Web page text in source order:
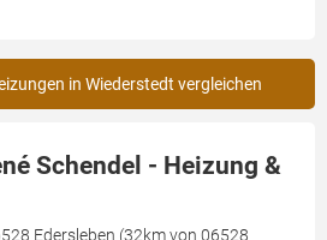
in Wiederstedt vergleichen
Schendel - Heizung &
Edersleben (32km von 06528